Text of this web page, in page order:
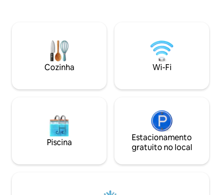
Safeway também são acessíveis a pé. O
Zoológico Sequoia, a Cidade Velha e
Redwood Acres ficam a uma curta
distância de carro. *Envie uma
preços para famílias*
Cozinha Wi-Fi
Piscina
Estacionamento
gratuito no local